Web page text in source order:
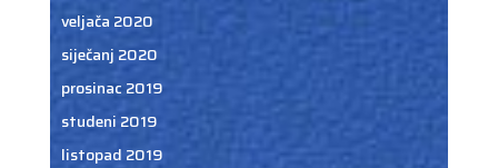
veljača 2020
siječanj 2020
prosinac 2019
studeni 2019
listopad 2019